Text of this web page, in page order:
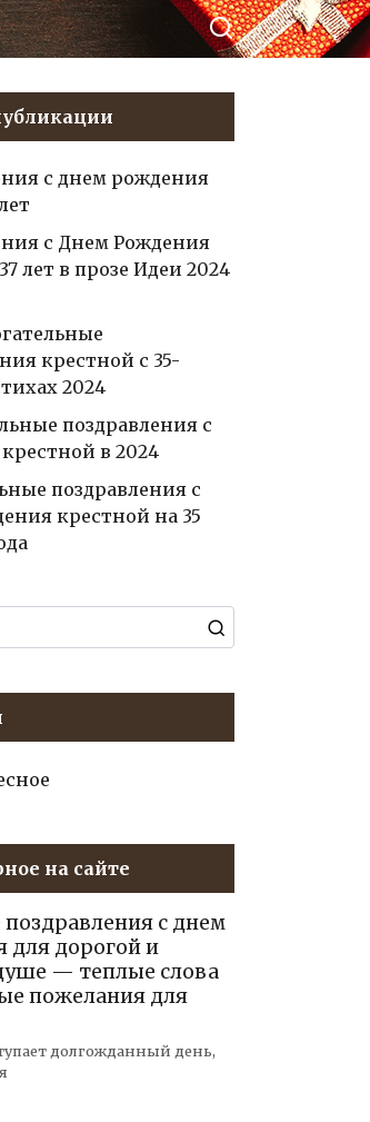
с днем рождения
с Днем Рождения
лет в прозе Идеи 2024
крестной с 35-
2024
поздравления с
в 2024
поздравления с
крестной на 35
на сайте
с днем
для дорогой и
— теплые слова
пожелания для
долгожданный день,
высоконадёжные
герои
в своей области,
и спасающие жизни с
талантом и
профессионализмом